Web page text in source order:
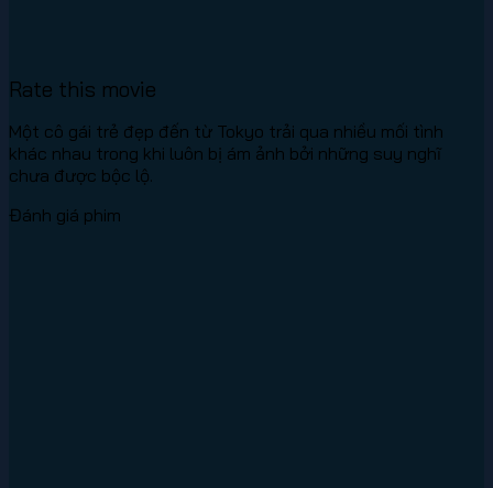
Rate this movie
Một cô gái trẻ đẹp đến từ Tokyo trải qua nhiều mối tình
khác nhau trong khi luôn bị ám ảnh bởi những suy nghĩ
chưa được bộc lộ.
Đánh giá phim